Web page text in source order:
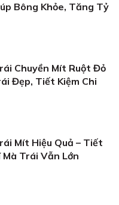
Bông Khỏe, Tăng Tỷ
Chuyền Mít Ruột Đỏ
Đẹp, Tiết Kiệm Chi
Mít Hiệu Quả – Tiết
Mà Trái Vẫn Lớn